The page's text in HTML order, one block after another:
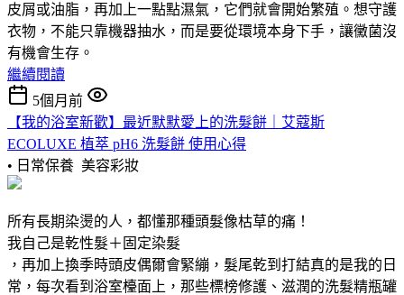
皮屑或油脂，再加上一點點濕氣，它們就會開始繁殖。想守護
衣物，不能只靠機器抽水，而是要從環境本身下手，讓黴菌沒
有機會生存。
繼續閱讀
5個月前
【我的浴室新歡】最近默默愛上的洗髮餅｜艾蔻斯
ECOLUXE 植萃 pH6 洗髮餅 使用心得
• 日常保養 美容彩妝
所有長期染燙的人，都懂那種頭髮像枯草的痛！
我自己是乾性髮＋固定染髮
，再加上換季時頭皮偶爾會緊繃，髮尾乾到打結真的是我的日
常，每次看到浴室檯面上，那些標榜修護、滋潤的洗髮精瓶罐